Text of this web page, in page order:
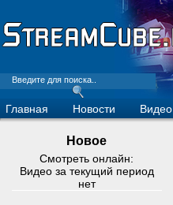
Главная Новости Видео
Новое
Смотреть онлайн:
Видео за текущий период
нет